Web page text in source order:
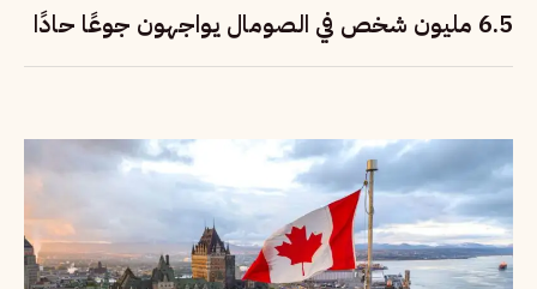
6.5 مليون شخص في الصومال يواجهون جوعًا حادًا